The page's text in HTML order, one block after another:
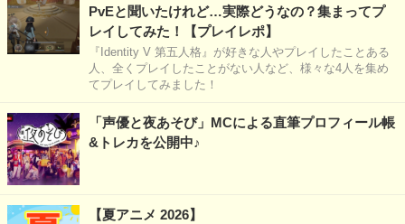
PvEと聞いたけれど…実際どうなの？集まってプ
レイしてみた！【プレイレポ】
『Identity V 第五人格』が好きな人やプレイしたことある
人、全くプレイしたことがない人など、様々な4人を集め
てプレイしてみました！
「声優と夜あそび」MCによる直筆プロフィール帳
&トレカを公開中♪
【夏アニメ 2026】